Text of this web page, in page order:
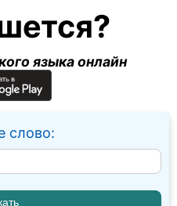
языка онлайн
слово: